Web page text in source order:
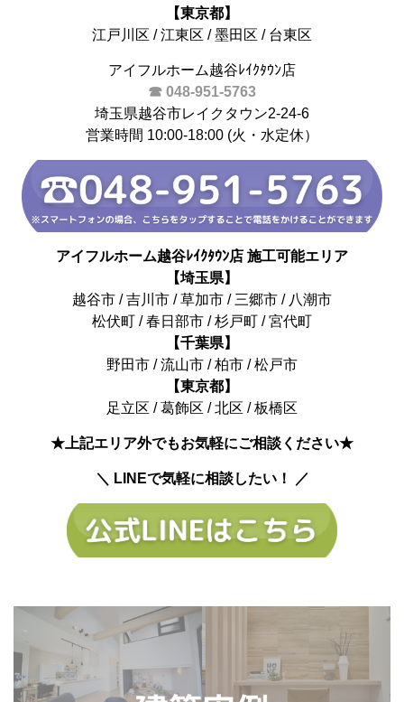
【東京都】
江戸川区 / 江東区 / 墨田区 / 台東区
アイフルホーム越谷ﾚｲｸﾀｳﾝ店
☎ 048-951-5763
埼玉県越谷市レイクタウン2-24-6
営業時間 10:00-18:00 (火・水定休）
アイフルホーム越谷ﾚｲｸﾀｳﾝ店 施工可能エリア
【埼玉県】
越谷市 / 吉川市 / 草加市 / 三郷市 / 八潮市
松伏町 / 春日部市 / 杉戸町 / 宮代町
【千葉県】
野田市 / 流山市 / 柏市 / 松戸市
【東京都】
足立区 / 葛飾区 / 北区 / 板橋区
★上記エリア外でもお気軽にご相談ください★
＼ LINEで気軽に相談したい！ ／